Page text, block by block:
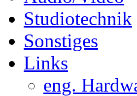
Studiotechnik
Sonstiges
Links
eng.